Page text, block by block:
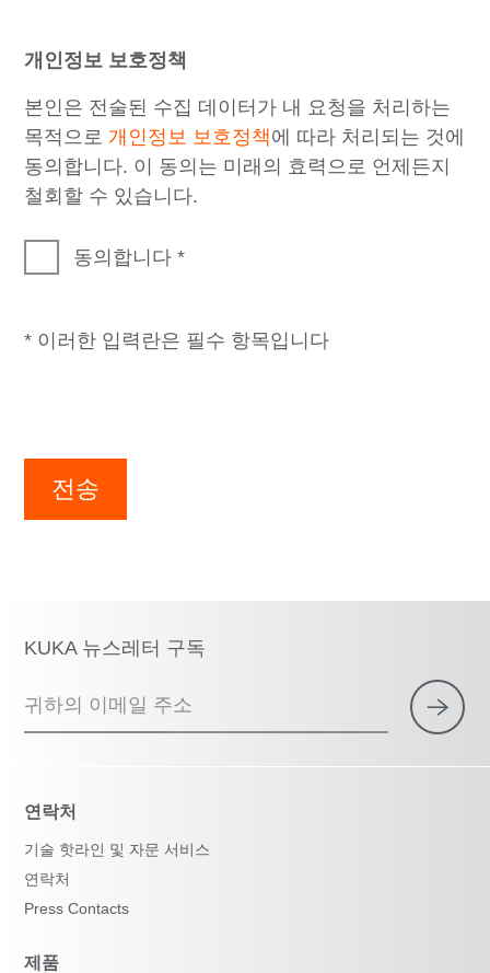
개인정보 보호정책
본인은 전술된 수집 데이터가 내 요청을 처리하는
목적으로개인정보 보호정책에 따라 처리되는 것에
동의합니다. 이 동의는 미래의 효력으로 언제든지
철회할 수 있습니다.
동의합니다
* 이러한 입력란은 필수 항목입니다
전송
KUKA 뉴스레터 구독
귀하의 이메일 주소
연락처
기술 핫라인 및 자문 서비스
연락처
Press Contacts
제품